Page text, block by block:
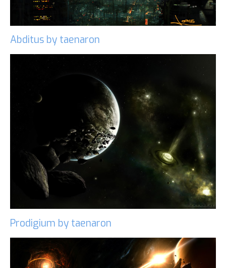
Abditus by taenaron
Prodigium by taenaron